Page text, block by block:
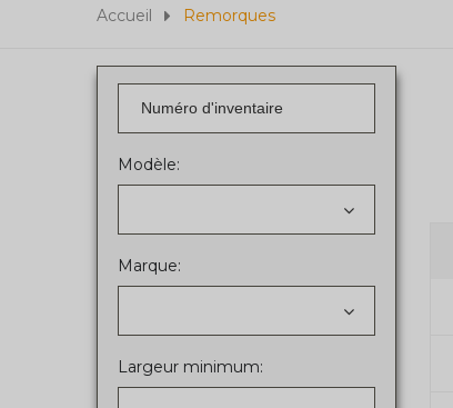
Accueil Remorques
Modèle:
Marque:
Largeur minimum: